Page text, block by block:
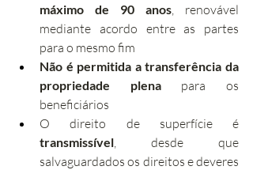
máximo de 90 anos , renovável
mediante acordo entre as partes
para o mesmo fim
Não é permitida a transferência da
propriedade plena para os
beneficiários
transmissível , desde que
salvaguardados os direitos e deveres